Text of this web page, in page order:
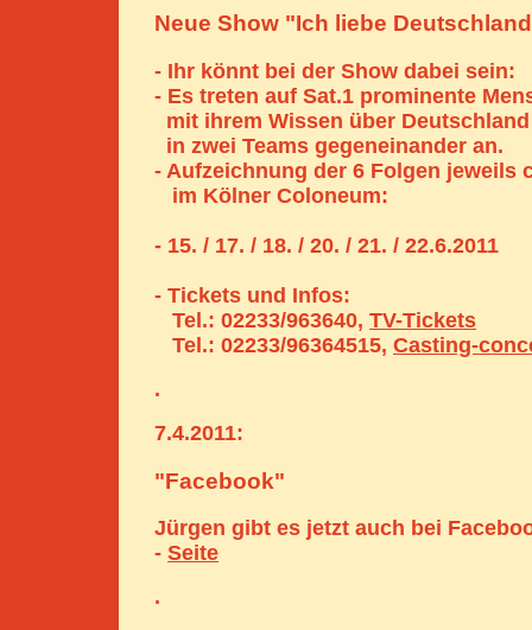
Neue Show "Ich liebe
- Ihr könnt bei der Show dabei sein:
- Es treten auf Sat.1 prominente
mit ihrem Wissen über Deutschland
in zwei Teams gegeneinander an.
- Aufzeichnung der 6 Folgen jeweils
im Kölner Coloneum:
- 15. / 17. / 18. / 20. / 21. / 22.6.2011
- Tickets und Infos:
Tel.: 02233/963640, TV-Tickets
Tel.: 02233/96364515, Casting-
.
7.4.2011:
"Facebook"
Jürgen gibt es jetzt auch bei
- Seite
.